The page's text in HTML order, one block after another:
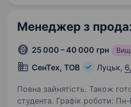
Менеджер з
25 000 – 40 000 грн
СенТех, ТОВ Луцьк,
Повна зайнятість. Також
студента. Графік роботи: Пн-Пт, 9:00−18:00